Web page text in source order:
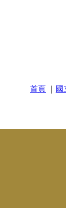
首頁 國